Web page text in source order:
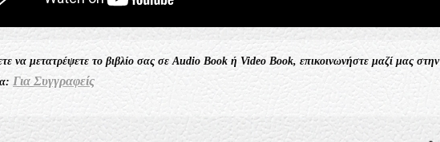
να μετατρέψετε το βιβλίο σας σε Audio Book ή Video Book, επικοινωνήστε μαζί μας στην
Για Συγγραφείς